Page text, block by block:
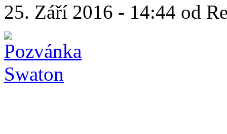
25. Září 2016 - 14:44 od